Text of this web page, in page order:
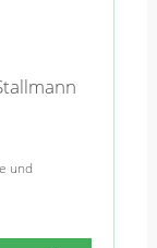
und